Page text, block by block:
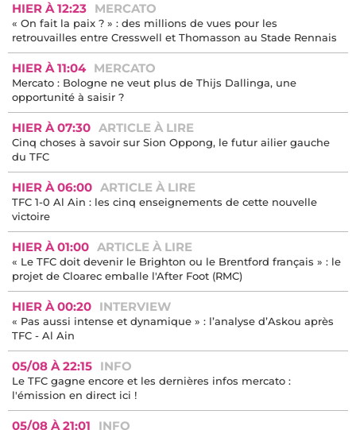
HIER À 12:23 MERCATO
« On fait la paix ? » : des millions de vues pour les
retrouvailles entre Cresswell et Thomasson au Stade Rennais
HIER À 11:04 MERCATO
Mercato : Bologne ne veut plus de Thijs Dallinga, une
opportunité à saisir ?
HIER À 07:30 ARTICLE À LIRE
Cinq choses à savoir sur Sion Oppong, le futur ailier gauche
du TFC
HIER À 06:00 ARTICLE À LIRE
TFC 1-0 Al Ain : les cinq enseignements de cette nouvelle
victoire
HIER À 01:00 ARTICLE À LIRE
« Le TFC doit devenir le Brighton ou le Brentford français » : le
projet de Cloarec emballe l'After Foot (RMC)
HIER À 00:20 INTERVIEW
« Pas aussi intense et dynamique » : l’analyse d’Askou après
TFC - Al Ain
05/08 À 22:15 INFO
Le TFC gagne encore et les dernières infos mercato :
l'émission en direct ici !
05/08 À 21:01 INFO